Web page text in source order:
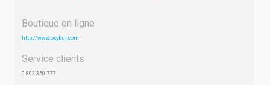
Boutique en ligne
http://www.oxybul.com
Service clients
0 892 350 777